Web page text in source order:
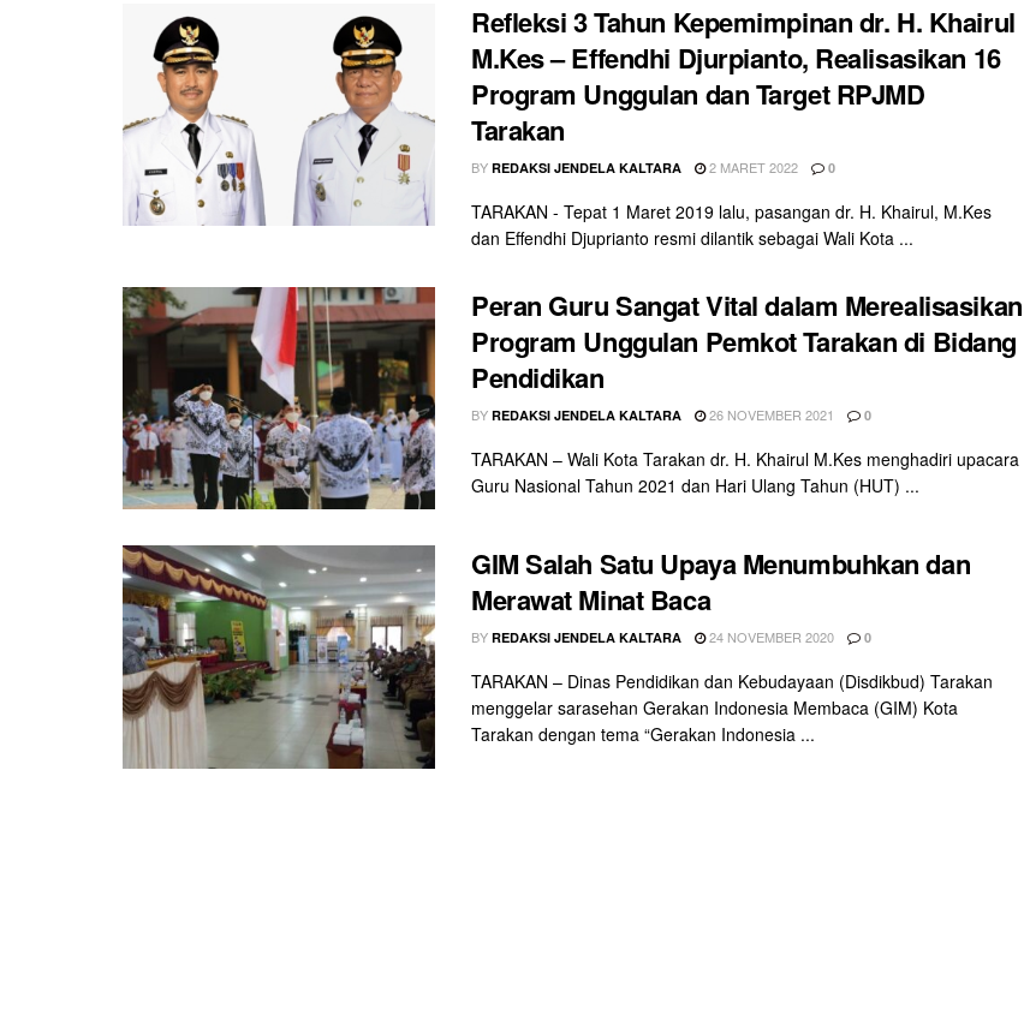
Refleksi 3 Tahun Kepemimpinan dr. H. Khairul
M.Kes – Effendhi Djurpianto, Realisasikan 16
Program Unggulan dan Target RPJMD
Tarakan
BY REDAKSI JENDELA KALTARA 2 MARET 2022 0
TARAKAN - Tepat 1 Maret 2019 lalu, pasangan dr. H. Khairul, M.Kes
dan Effendhi Djuprianto resmi dilantik sebagai Wali Kota ...
Peran Guru Sangat Vital dalam Merealisasikan
Program Unggulan Pemkot Tarakan di Bidang
Pendidikan
BY REDAKSI JENDELA KALTARA 26 NOVEMBER 2021 0
TARAKAN – Wali Kota Tarakan dr. H. Khairul M.Kes menghadiri upacara
Guru Nasional Tahun 2021 dan Hari Ulang Tahun (HUT) ...
GIM Salah Satu Upaya Menumbuhkan dan
Merawat Minat Baca
BY REDAKSI JENDELA KALTARA 24 NOVEMBER 2020 0
TARAKAN – Dinas Pendidikan dan Kebudayaan (Disdikbud) Tarakan
menggelar sarasehan Gerakan Indonesia Membaca (GIM) Kota
Tarakan dengan tema “Gerakan Indonesia ...